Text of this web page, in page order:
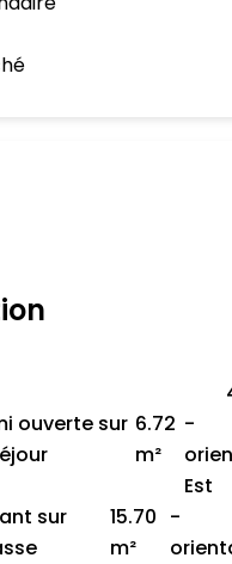
ouverte sur 6.72
m²
-
Est
sur
15.70
m²
-